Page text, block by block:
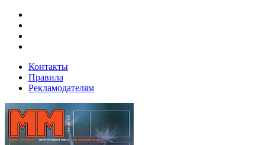
Контакты
Правила
Рекламодателям